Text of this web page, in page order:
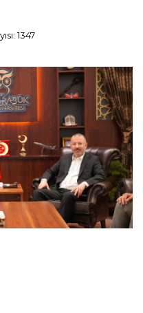
1347